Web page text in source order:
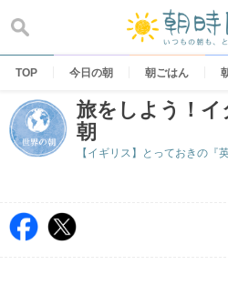
content
TOP 今日の朝 朝ごはん
旅をしよう！
朝
【イギリス】とっておきの『